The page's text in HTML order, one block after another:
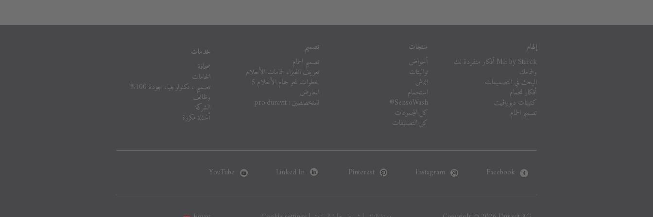
إلهام
ME by Starck أفكار متفردة لك
ولحمامك
البحث في التصميمات
أفكار للحمام
كتيبات ديوراڨيت
تصميم الحمام
منتجات
أحواض
تواليتات
الدش
استحمام
SensoWash®
كل المجموعات
كل التصنيفات
تصميم
تصميم الحمام
تعريف الخبراء لحمامات الأحلام
خطوات نحو حمام الأحلام 5
المعارض
للمتخصصين : pro.duravit
خدمات
صحافة
الخامات
تصميم ، تكنولوجيا، جودة 100%
وظائف
الشركة
أسئلة مكررة
Facebook
Instagram
Pinterest
Linked In
YouTube